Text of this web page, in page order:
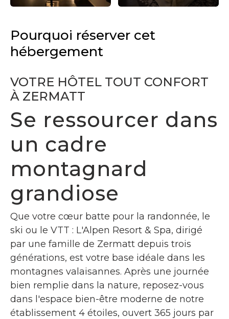
Pourquoi réserver cet
hébergement
VOTRE HÔTEL TOUT CONFORT
À ZERMATT
Se ressourcer dans
un cadre
montagnard
grandiose
Que votre cœur batte pour la randonnée, le
ski ou le VTT : L'Alpen Resort & Spa, dirigé
par une famille de Zermatt depuis trois
générations, est votre base idéale dans les
montagnes valaisannes. Après une journée
bien remplie dans la nature, reposez-vous
dans l'espace bien-être moderne de notre
établissement 4 étoiles, ouvert 365 jours par